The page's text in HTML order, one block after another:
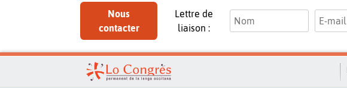
Nous
contacter
Lettre de
liaison :